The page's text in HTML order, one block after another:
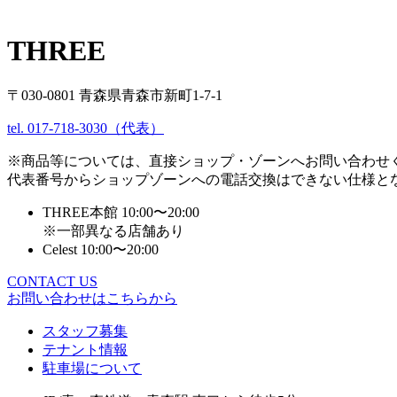
THREE
〒030-0801 青森県青森市新町1-7-1
tel. 017-718-3030（代表）
※商品等については、直接ショップ・ゾーンへお問い合わせ
代表番号からショップゾーンへの電話交換はできない仕様と
THREE本館 10:00〜20:00
※一部異なる店舗あり
Celest 10:00〜20:00
CONTACT US
お問い合わせはこちらから
スタッフ募集
テナント情報
駐車場について